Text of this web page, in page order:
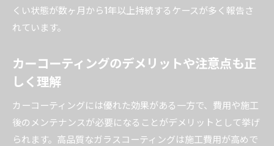
くい状態が数ヶ月から1年以上持続するケースが多く報告さ
れています。
カーコーティングのデメリットや注意点も正
しく理解
カーコーティングには優れた効果がある一方で、費用や施工
後のメンテナンスが必要になることがデメリットとして挙げ
られます。高品質なガラスコーティングは施工費用が高めで